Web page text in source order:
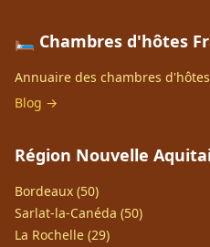
🛏️ Chambres d'hôtes
Annuaire des chambres
Blog →
Région Nouvelle
Bordeaux (50)
Sarlat-la-Canéda (50)
La Rochelle (29)